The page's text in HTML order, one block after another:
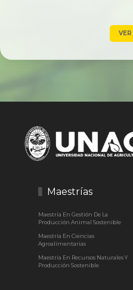
Maestrías
Maestría En Gestión De La
Producción Animal Sostenible
Maestría En Ciencias
Agroalimentarias
Maestría En Recursos Naturales Y
Producción Sostenible